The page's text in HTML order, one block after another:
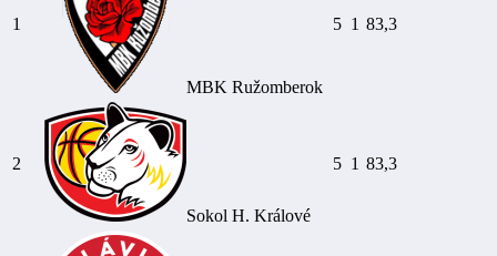
1
MBK Ružomberok
5 1 83,3
2
Sokol H. Králové
5 1 83,3